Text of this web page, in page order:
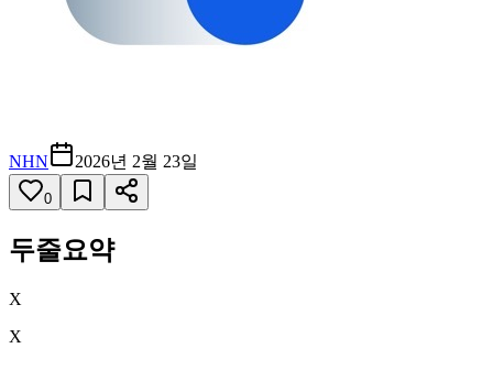
NHN 2026년 2월 23일
0
두줄요약
X
X